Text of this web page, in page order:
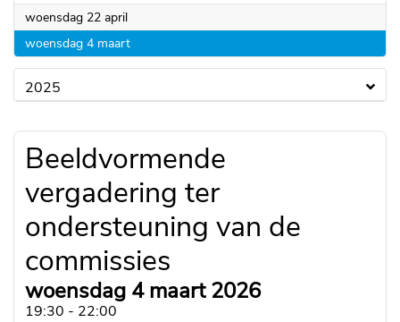
woensdag 22 april2026
woensdag 4 maart2026
2025
Beeldvormende
vergadering ter
ondersteuning van de
commissies
woensdag 4 maart 2026
19:30 - 22:00